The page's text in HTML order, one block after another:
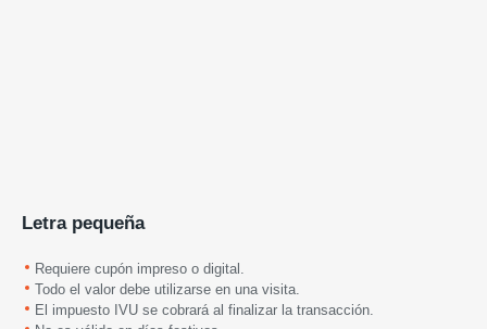
Letra pequeña
Requiere cupón impreso o digital.
Todo el valor debe utilizarse en una visita.
El impuesto IVU se cobrará al finalizar la transacción.